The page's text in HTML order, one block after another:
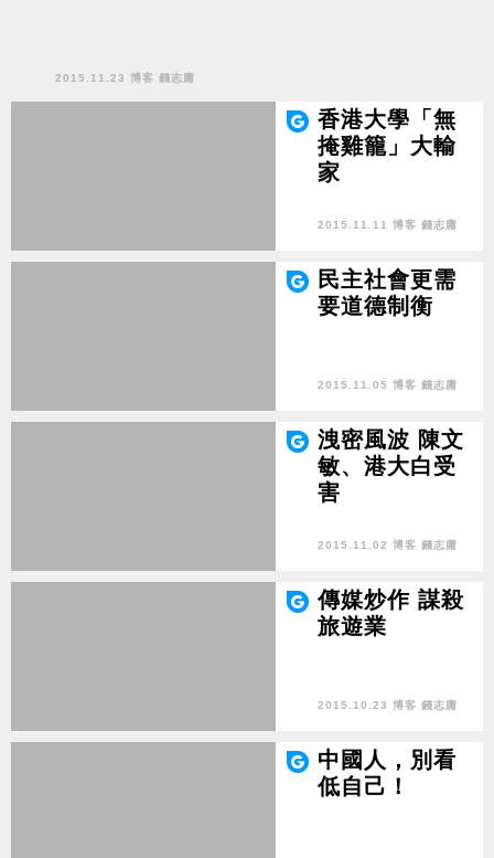
2015.11.23 博客 錢志庸
香港大學「無
掩雞籠」大輸
家
2015.11.11 博客 錢志庸
民主社會更需
要道德制衡
2015.11.05 博客 錢志庸
洩密風波 陳文
敏、港大白受
害
2015.11.02 博客 錢志庸
傳媒炒作 謀殺
旅遊業
2015.10.23 博客 錢志庸
中國人，別看
低自己！